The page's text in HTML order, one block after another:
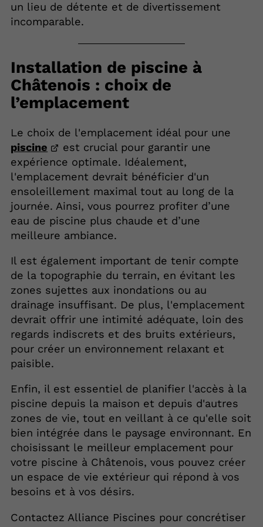
un lieu de détente et de divertissement
incomparable.
Installation de piscine à
Châtenois : choix de
l’emplacement
Le choix de l'emplacement idéal pour une
piscine
est crucial pour garantir une
expérience optimale. Idéalement,
l'emplacement devrait bénéficier d'un
ensoleillement maximal tout au long de la
journée. Ainsi, vous pourrez profiter d’une
eau de piscine plus chaude et d’une
meilleure ambiance.
Il est également important de tenir compte
de la topographie du terrain, en évitant les
zones sujettes aux inondations ou au
drainage insuffisant. De plus, l'emplacement
devrait offrir une intimité adéquate, loin des
regards indiscrets et des bruits extérieurs,
pour créer un environnement relaxant et
paisible.
Enfin, il est essentiel de planifier l'accès à la
piscine depuis la maison et depuis d'autres
zones de vie, tout en veillant à ce qu'elle soit
bien intégrée dans le paysage environnant. En
choisissant le meilleur emplacement pour
votre piscine à Châtenois, vous pouvez créer
un espace de vie extérieur qui répond à vos
besoins et à vos désirs.
Contactez Alliance Piscines pour concrétiser